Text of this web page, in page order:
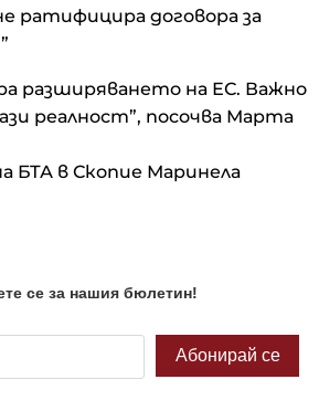
ратифицира договора за
разширяването на ЕС. Важно
реалност”, посочва Марта
БТА в Скопие Маринела